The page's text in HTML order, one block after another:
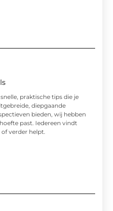
praktische tips die je
diepgaande
bieden, wij hebben
past. Iedereen vindt
verder helpt.